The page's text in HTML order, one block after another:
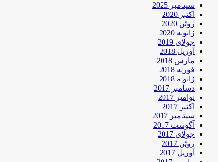
سپتامبر 2025
اکتبر 2020
ژوئن 2020
ژانویه 2020
جولای 2019
آوریل 2018
مارس 2018
فوریه 2018
ژانویه 2018
دسامبر 2017
نوامبر 2017
اکتبر 2017
سپتامبر 2017
آگوست 2017
جولای 2017
ژوئن 2017
آوریل 2017